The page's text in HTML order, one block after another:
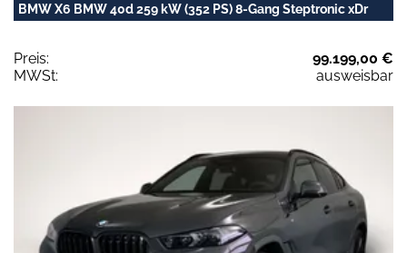
BMW X6 BMW 40d 259 kW (352 PS) 8-Gang Steptronic xDr
Preis:
99.199,00 €
MWSt:
ausweisbar